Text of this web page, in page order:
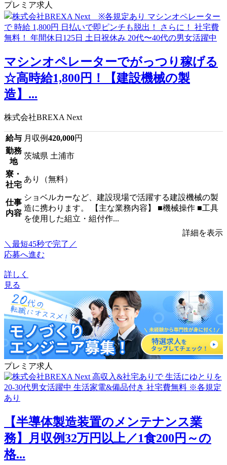
プレミア求人
マシンオペレーターでがっつり稼げる
☆高時給1,800円！【建設機械の製
造】...
株式会社BREXA Next
給与 月収例420,000円
勤務
地
茨城県 土浦市
寮・
社宅
あり（無料）
仕事
内容
ショベルカーなど、建設現場で活躍する建設機械の製
造に携わります。 【主な業務内容】 ■機械操作 ■工具
を使用した組立・組付作...
詳細を表示
＼最短45秒で完了／
応募へ進む
詳しく
見る
プレミア求人
【半導体製造装置のメンテナンス業
務】月収例32万円以上／1食200円～の
格...